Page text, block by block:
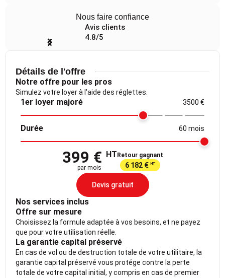
Nous faire confiance
Avis clients
4.8/5
Item
4
Détails de l'offre
Notre offre pour les pros
Simulez votre loyer à l'aide des réglettes.
1er loyer majoré 3500 €
Durée 60 mois
399 € HT
par mois
Retour gagnant
6 182 € HT
Devis gratuit
Nos services inclus
Offre sur mesure
Choisissez la formule adaptée à vos besoins, et ne payez
que pour votre utilisation réelle.
La garantie capital préservé
En cas de vol ou de destruction totale de votre utilitaire, la
garantie capital préservé vous protége contre la perte
totale de votre capital initial, y compris en cas de premier